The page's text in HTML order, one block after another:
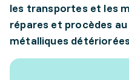
les transportes et les
répares et procèdes
métalliques